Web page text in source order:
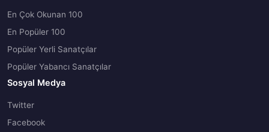
En Çok Okunan 100
En Popüler 100
Popüler Yerli Sanatçılar
Popüler Yabancı Sanatçılar
Sosyal Medya
Twitter
Facebook